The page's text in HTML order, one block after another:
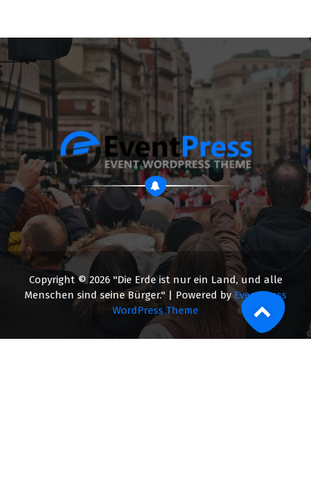
Copyright © 2026 "Die Erde ist nur ein Land, und alle
Menschen sind seine Bürger." | Powered by EventPress
WordPress Theme